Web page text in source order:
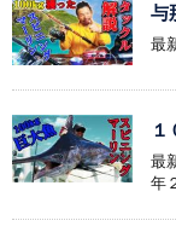
与
最
最
年